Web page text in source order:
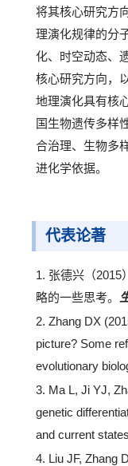
将其核心研究方
理演化规律的分
化、时空动态、
核心研究方向，
地理演化具有核
国生物遗传多样
合治理、生物多
进化学依据。
代表论著
1. 张德兴（2015
略的一些思考。
2. Zhang DX
picture? Some
evolutionary
3. Ma L, Ji YJ,
genetic
and current
4. Liu JF, Zhang